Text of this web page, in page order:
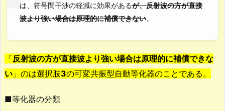
は、符号間干渉の軽減に効果があるが、反射波の方が直接
波より強い場合は原理的に補償できない。
「反射波の方が直接波より強い場合は原理的に補償できな
い 」のは選択肢3の可変共振型自動等化器のことである。
■等化器の分類